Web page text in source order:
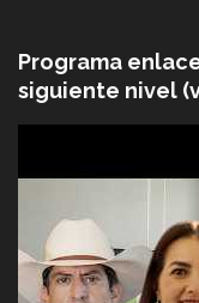
Programa
siguiente nivel